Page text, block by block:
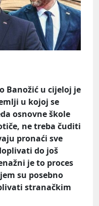
Banožić u cijeloj je
u kojoj se
osnovne škole
ne treba čuditi
pronaći sve
do još
je to proces
su posebno
stranačkim